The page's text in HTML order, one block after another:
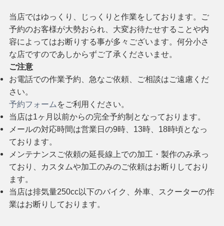
当店ではゆっくり、じっくりと作業をしております。ご
予約のお客様が大勢おられ、大変お待たせすることや内
容によってはお断りする事が多々ございます。何分小さ
な店ですのであしからずご了承くださいませ。
ご注意
お電話での作業予約、急なご依頼、ご相談はご遠慮くだ
さい。
予約フォーム をご利用ください。
当店は1ヶ月以前からの完全予約制となっております。
メールの対応時間は営業日の9時、13時、18時頃となっ
ております。
メンテナンスご依頼の延長線上での加工・製作のみ承っ
ており、カスタムや加工のみのご依頼はお断りしており
ます。
当店は排気量250cc以下のバイク、外車、スクーターの作
業はお断りしております。